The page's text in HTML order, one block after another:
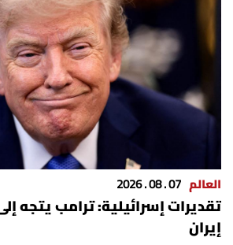
العالم 07 . 08 . 2026
تقديرات إسرائيلية: ترامب يتجه
إيران